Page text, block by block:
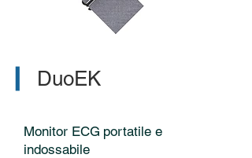
DuoEK
Monitor ECG portatile e
indossabile